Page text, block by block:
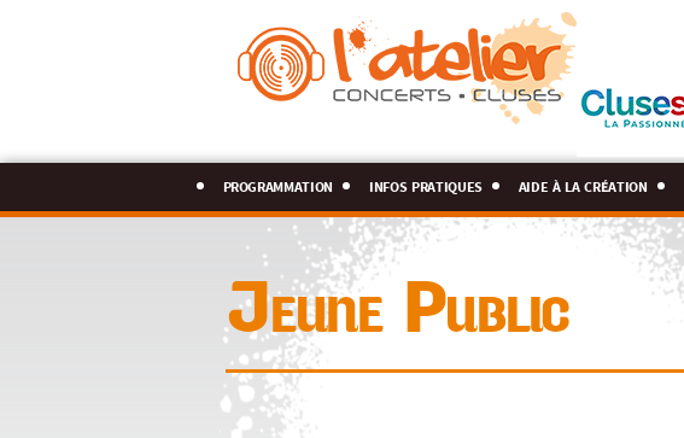
programmation infos pratiques aide à la création
Jeune Public